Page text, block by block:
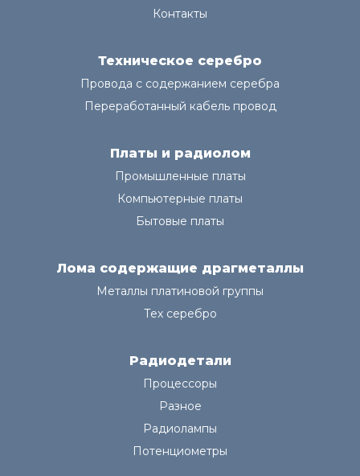
Контакты
Техническое серебро
Провода с содержанием серебра
Переработанный кабель провод
Платы и радиолом
Промышленные платы
Компьютерные платы
Бытовые платы
Лома содержащие драгметаллы
Металлы платиновой группы
Тех серебро
Радиодетали
Процессоры
Разное
Радиолампы
Потенциометры